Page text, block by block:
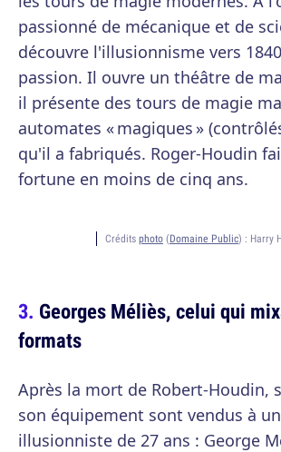
passionné de mécanique et de
découvre l'illusionnisme vers
passion. Il ouvre un théâtre de
il présente des tours de magie
automates « magiques »
qu'il a fabriqués. Roger-Houdin
fortune en moins de cinq ans.
Crédits photo (Domaine Public) : Harry
Georges Méliès, celui qui
formats
Après la mort de Robert-Houdin,
son équipement sont vendus à
illusionniste de 27 ans : George